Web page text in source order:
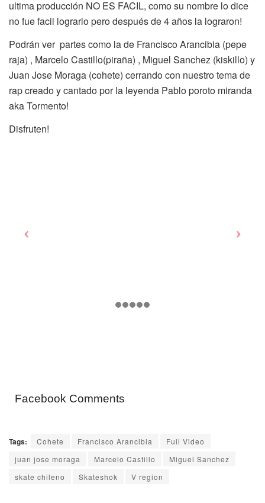
ultima producción NO ES FACIL, como su nombre lo dice
no fue facil lograrlo pero después de 4 años la lograron!
Podrán ver partes como la de Francisco Arancibia (pepe
raja) , Marcelo Castillo(piraña) , Miguel Sanchez (kiskillo) y
Juan Jose Moraga (cohete) cerrando con nuestro tema de
rap creado y cantado por la leyenda Pablo poroto miranda
aka Tormento!
Disfruten!
Facebook Comments
Tags: Cohete Francisco Arancibia
Full Video
juan jose moraga
Marcelo Castillo
Miguel Sanchez
skate chileno
Skateshok V region